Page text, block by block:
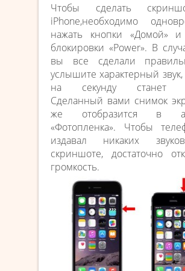
Чтобы сделать
iPhone,необходимо
нажать кнопки «Домой» и
блокировки «Power». В
вы все сделали
услышите характерный звук,
на секунду станет
Сделанный вами снимок
же отобразится в
«Фотопленка». Чтобы
издавал никаких
скриншоте, достаточно
громкость.